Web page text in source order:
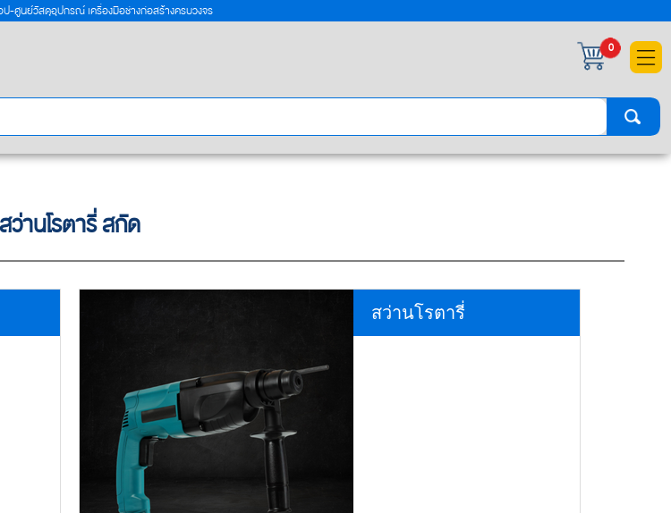
×
ป-ศูนย์วัสดุอุปกรณ์ เครื่องมือช่างก่อสร้างครบวงจร
0
สว่านโรตารี่ สกัด
สว่านโรตารี่